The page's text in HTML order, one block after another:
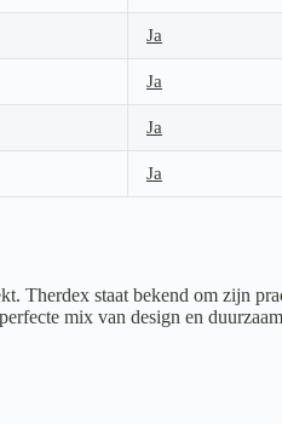
Ja
Ja
Ja
Ja
Therdex staat bekend om zijn
mix van design en